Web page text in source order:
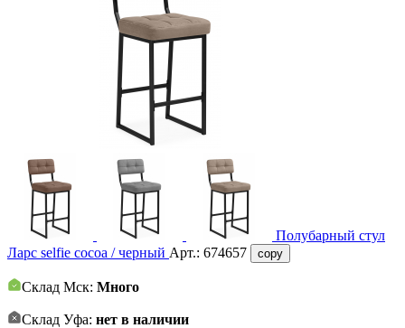
Полубарный стул
Ларс selfie cocoa / черный Арт.: 674657 copy
Склад Мск: Много
Склад Уфа: нет в наличии